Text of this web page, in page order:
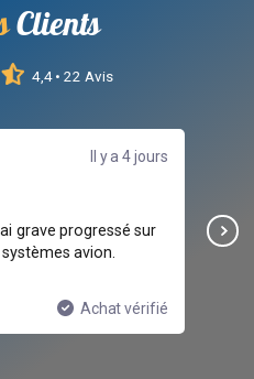
Clients
4,4 • 22 Avis
23 juillet
mais certains
pour la
Achat vérifié